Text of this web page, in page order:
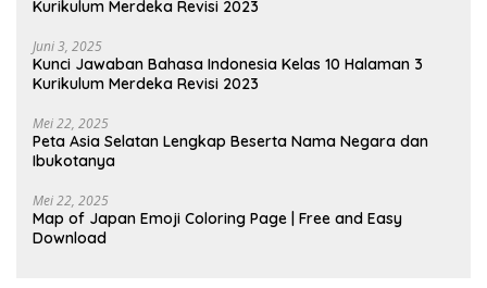
Kurikulum Merdeka Revisi 2023
Juni 3, 2025
Kunci Jawaban Bahasa Indonesia Kelas 10 Halaman 3
Kurikulum Merdeka Revisi 2023
Mei 22, 2025
Peta Asia Selatan Lengkap Beserta Nama Negara dan
Ibukotanya
Mei 22, 2025
Map of Japan Emoji Coloring Page | Free and Easy
Download